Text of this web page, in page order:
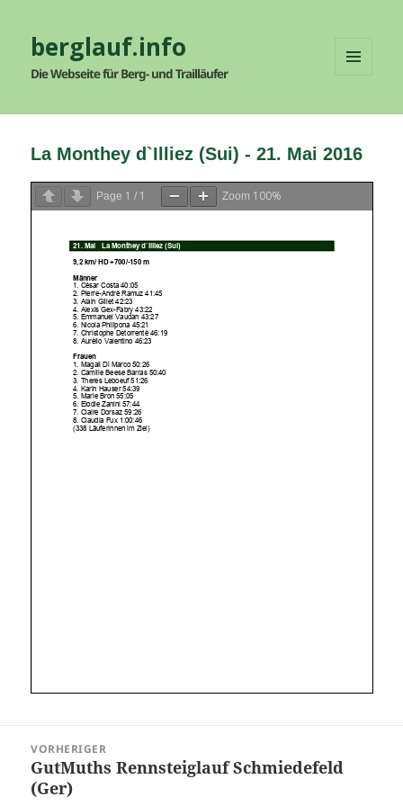
berglauf.info
Die Webseite für Berg- und Trailläufer
WIDGETS
La Monthey d`Illiez (Sui) - 21. Mai 2016
Page 1 / 1 Zoom 100%
VORHERIGER
Vorheriger
Beitrag:
GutMuths Rennsteiglauf Schmiedefeld
(Ger)